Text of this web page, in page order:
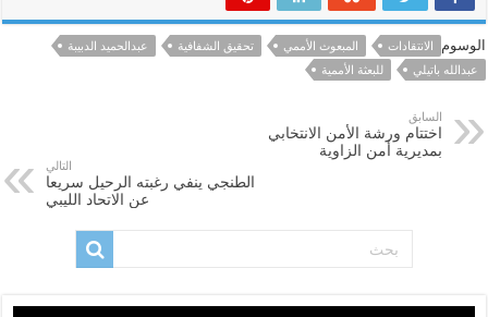
الوسوم الانتقادات المبعوث الأممي تحقيق الشفافية
عبدالحميد الدبيبة
عبدالله باتيلي
للبعثة الأممية
السابق
اختتام ورشة الأمن الانتخابي
بمديرية أمن الزاوية
التالي
الطنجي ينفي رغبته الرحيل سريعا
عن الاتحاد الليبي